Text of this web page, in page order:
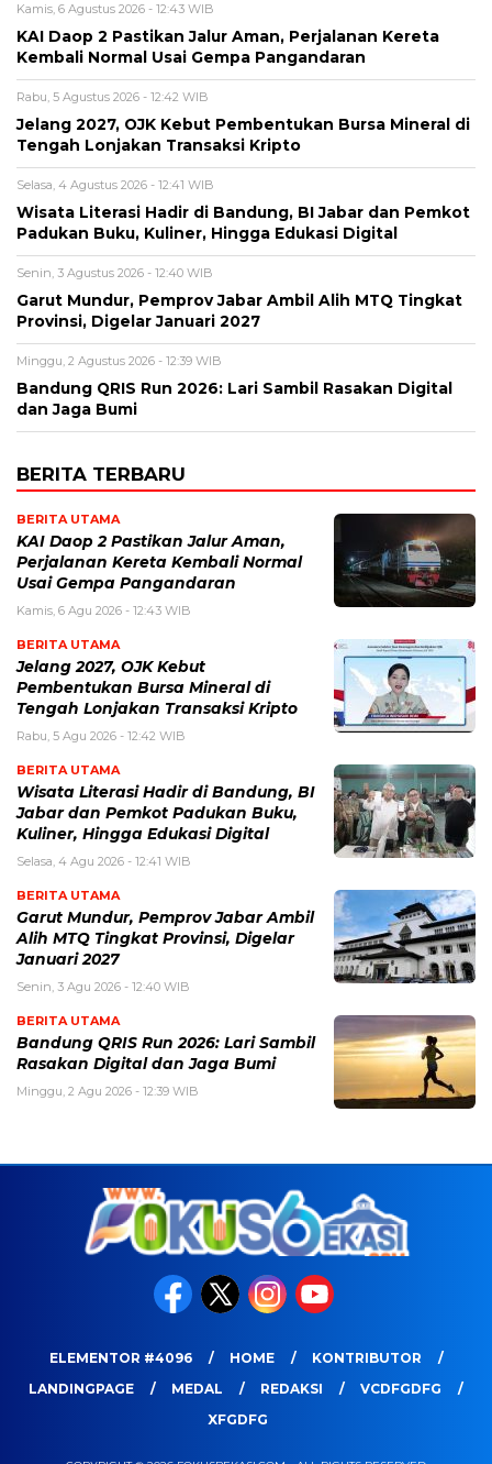
Kamis, 6 Agustus 2026 - 12:43 WIB
KAI Daop 2 Pastikan Jalur Aman, Perjalanan Kereta
Kembali Normal Usai Gempa Pangandaran
Rabu, 5 Agustus 2026 - 12:42 WIB
Jelang 2027, OJK Kebut Pembentukan Bursa Mineral di
Tengah Lonjakan Transaksi Kripto
Selasa, 4 Agustus 2026 - 12:41 WIB
Wisata Literasi Hadir di Bandung, BI Jabar dan Pemkot
Padukan Buku, Kuliner, Hingga Edukasi Digital
Senin, 3 Agustus 2026 - 12:40 WIB
Garut Mundur, Pemprov Jabar Ambil Alih MTQ Tingkat
Provinsi, Digelar Januari 2027
Minggu, 2 Agustus 2026 - 12:39 WIB
Bandung QRIS Run 2026: Lari Sambil Rasakan Digital
dan Jaga Bumi
BERITA TERBARU
BERITA UTAMA
KAI Daop 2 Pastikan Jalur Aman,
Perjalanan Kereta Kembali Normal
Usai Gempa Pangandaran
Kamis, 6 Agu 2026 - 12:43 WIB
BERITA UTAMA
Jelang 2027, OJK Kebut
Pembentukan Bursa Mineral di
Tengah Lonjakan Transaksi Kripto
Rabu, 5 Agu 2026 - 12:42 WIB
BERITA UTAMA
Wisata Literasi Hadir di Bandung, BI
Jabar dan Pemkot Padukan Buku,
Kuliner, Hingga Edukasi Digital
Selasa, 4 Agu 2026 - 12:41 WIB
BERITA UTAMA
Garut Mundur, Pemprov Jabar Ambil
Alih MTQ Tingkat Provinsi, Digelar
Januari 2027
Senin, 3 Agu 2026 - 12:40 WIB
BERITA UTAMA
Bandung QRIS Run 2026: Lari Sambil
Rasakan Digital dan Jaga Bumi
Minggu, 2 Agu 2026 - 12:39 WIB
ELEMENTOR #4096 HOME
KONTRIBUTOR
LANDINGPAGE
MEDAL REDAKSI
VCDFGDFG
XFGDFG